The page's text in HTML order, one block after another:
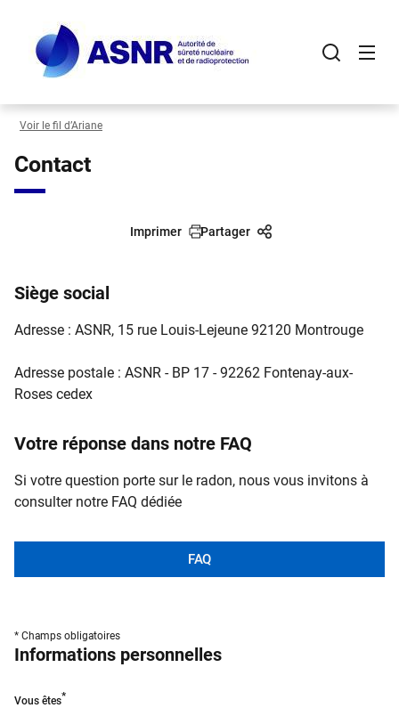
contenu
principal
Voir le fil d’Ariane
Contact
Imprimer Partager
Siège social
Adresse : ASNR, 15 rue Louis-Lejeune 92120 Montrouge
Adresse postale : ASNR - BP 17 - 92262 Fontenay-aux-
Roses cedex
Votre réponse dans notre FAQ
Si votre question porte sur le radon, nous vous invitons à
consulter notre FAQ dédiée
FAQ
Formulaire
de
Contact
* Champs obligatoires
Informations personnelles
Vous êtes